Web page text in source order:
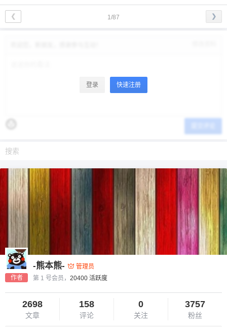
1/87
❮ ❯
登录 快速注册
作者
-熊本熊-
管理员
第 1 号会员， 20400 活跃度
2698
文章
158
评论
0
关注
3757
粉丝